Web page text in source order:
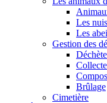
Les
Les
Gestion des
Brûlage
Cimetière